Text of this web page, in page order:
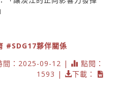
#SDG17夥伴關係
間：2025-09-12 |
點閱：
1593 |
下載：